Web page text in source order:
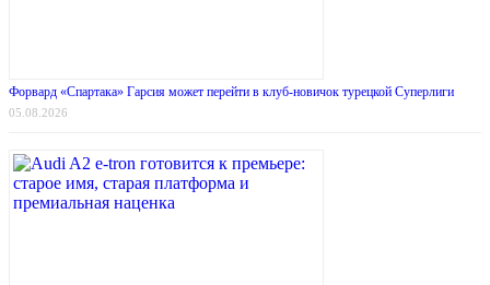
Форвард «Спартака» Гарсия может перейти в клуб-новичок турецкой Суперлиги
05.08.2026